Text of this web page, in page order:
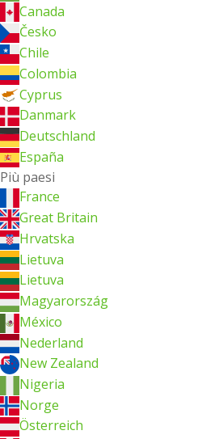
Canada
Česko
Chile
Colombia
Cyprus
Danmark
Deutschland
España
Più paesi
France
Great Britain
Hrvatska
Lietuva
Lietuva
Magyarország
México
Nederland
New Zealand
Nigeria
Norge
Österreich